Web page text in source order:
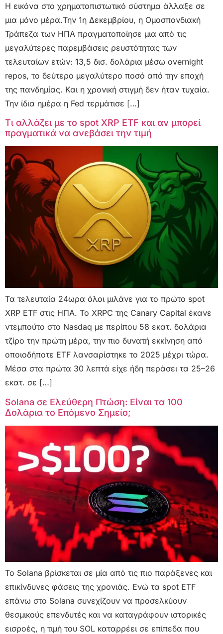
Η εικόνα στο χρηματοπιστωτικό σύστημα άλλαξε σε
μια μόνο μέρα.Την 1η Δεκεμβρίου, η Ομοσπονδιακή
Τράπεζα των ΗΠΑ πραγματοποίησε μια από τις
μεγαλύτερες παρεμβάσεις ρευστότητας των
τελευταίων ετών: 13,5 δισ. δολάρια μέσω overnight
repos, το δεύτερο μεγαλύτερο ποσό από την εποχή
της πανδημίας. Και η χρονική στιγμή δεν ήταν τυχαία.
Την ίδια ημέρα η Fed τερμάτισε […]
Τι αλλάζει με το spot XRP ETF και αν μπορεί
πραγματικά να ανεβάσει την τιμή
Τα τελευταία 24ωρα όλοι μιλάνε για το πρώτο spot
XRP ETF στις ΗΠΑ. Το XRPC της Canary Capital έκανε
ντεμπούτο στο Nasdaq με περίπου 58 εκατ. δολάρια
τζίρο την πρώτη μέρα, την πιο δυνατή εκκίνηση από
οποιοδήποτε ETF λανσαρίστηκε το 2025 μέχρι τώρα.
Μέσα στα πρώτα 30 λεπτά είχε ήδη περάσει τα 25–26
εκατ. σε […]
Solana σε Ελεύθερη Πτώση: Είναι τα 100
Δολάρια το Επόμενο Σημείο;
Το Solana βρίσκεται σε μία από τις πιο παράξενες και
επικίνδυνες φάσεις της χρονιάς. Ενώ τα spot ETF
επάνω στο Solana συνεχίζουν να προσελκύουν
θεσμικούς επενδυτές και να καταγράφουν ιστορικές
εισροές, η τιμή του SOL καταρρέει σε επίπεδα που